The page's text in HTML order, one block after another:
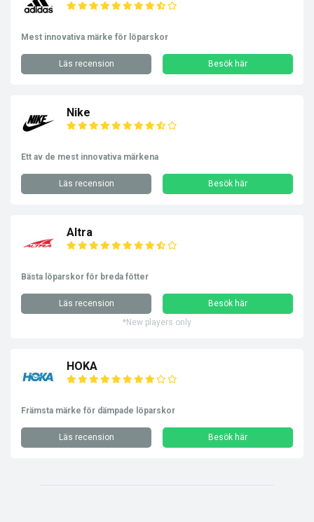
Mest innovativa märke för löparskor
Läs recension Besök här
Nike
Ett av de mest innovativa märkena
Läs recension Besök här
Altra
Bästa löparskor för breda fötter
Läs recension
Besök här
*New players only
HOKA
Främsta märke för dämpade löparskor
Läs recension Besök här